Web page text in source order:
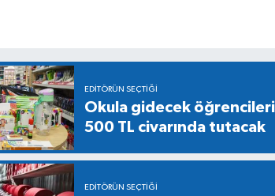
EDITÖRÜN SEÇTIĞI
Okula gidecek
500 TL civarında tutacak
EDITÖRÜN SEÇTIĞI